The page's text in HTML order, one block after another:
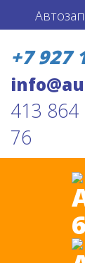
+7 927
413
76